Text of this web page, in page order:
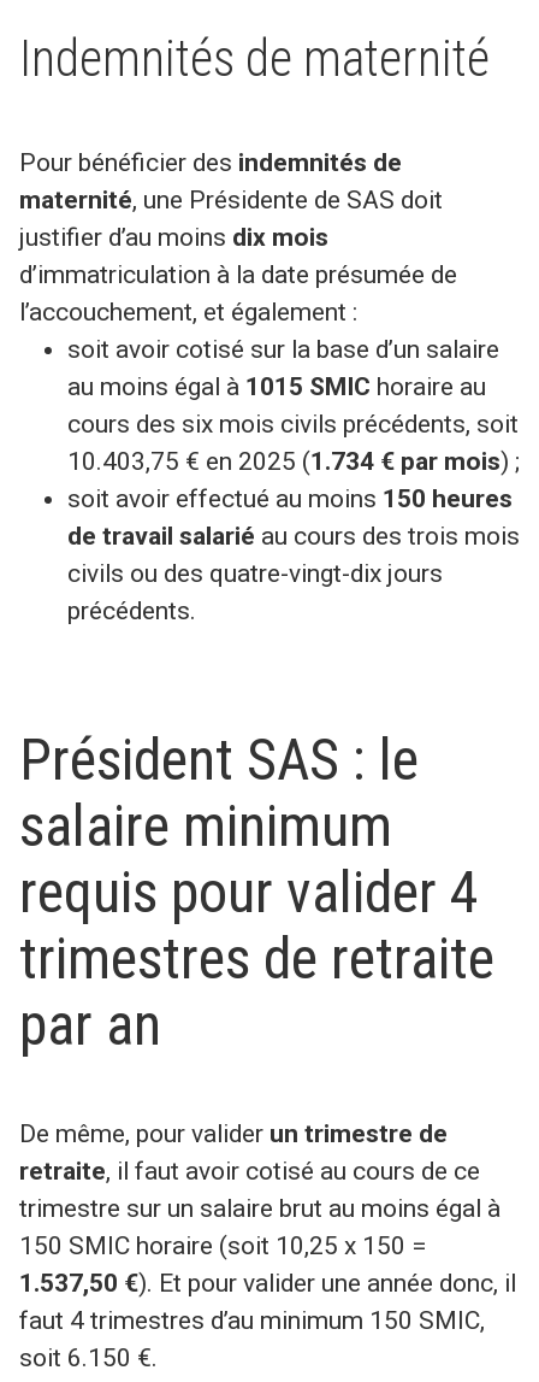
Indemnités de maternité
Pour bénéficier des indemnités de
maternité, une Présidente de SAS doit
justifier d’au moins dix mois
d’immatriculation à la date présumée de
l’accouchement, et également :
soit avoir cotisé sur la base d’un salaire
au moins égal à 1015 SMIC horaire au
cours des six mois civils précédents, soit
10.403,75 € en 2025 (1.734 € par mois) ;
soit avoir effectué au moins 150 heures
de travail salarié au cours des trois mois
civils ou des quatre-vingt-dix jours
précédents.
Président SAS : le
salaire minimum
requis pour valider 4
trimestres de retraite
par an
De même, pour valider un trimestre de
retraite, il faut avoir cotisé au cours de ce
trimestre sur un salaire brut au moins égal à
150 SMIC horaire (soit 10,25 x 150 =
1.537,50 €). Et pour valider une année donc, il
faut 4 trimestres d’au minimum 150 SMIC,
soit 6.150 €.